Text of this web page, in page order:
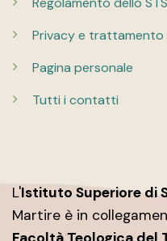
Privacy e trattamento
Pagina personale
Tutti i contatti
L'Istituto Superiore di
Martire è in